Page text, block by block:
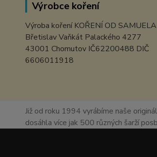
Výrobce koření
Výroba koření KOŘENÍ OD
Břetislav Vaňkát Palackého 4277
43001 Chomutov IČ62200488 DIČ
6606011918
Již od roku 1994 vyrábíme naše
dosáhla více jak 500 různých šarží